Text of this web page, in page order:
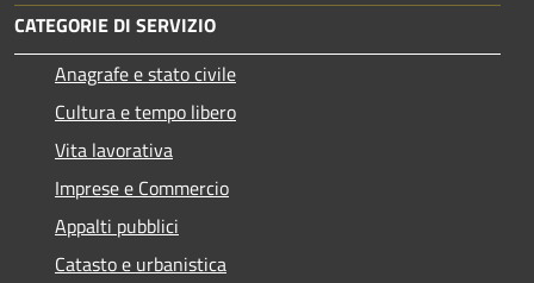
CATEGORIE DI SERVIZIO
Anagrafe e stato civile
Cultura e tempo libero
Vita lavorativa
Imprese e Commercio
Appalti pubblici
Catasto e urbanistica